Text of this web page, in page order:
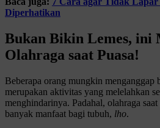
Diperhatikan
Bukan Bikin Lemes, ini
Olahraga saat Puasa!
Beberapa orang mungkin menganggap
merupakan aktivitas yang melelahkan
menghindarinya. Padahal, olahraga
banyak manfaat bagi tubuh, lho.